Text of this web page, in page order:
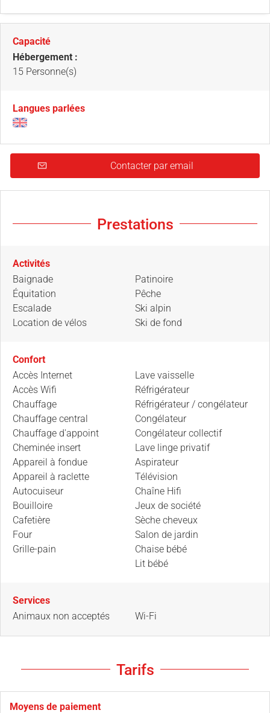
Capacité
Hébergement :
15 Personne(s)
Langues parlées
Contacter par email
Prestations
Activités
Baignade
Équitation
Escalade
Location de vélos
Patinoire
Pêche
Ski alpin
Ski de fond
Confort
Accès Internet
Accès Wifi
Chauffage
Chauffage central
Chauffage d'appoint
Cheminée insert
Appareil à fondue
Appareil à raclette
Autocuiseur
Bouilloire
Cafetière
Four
Grille-pain
Lave vaisselle
Réfrigérateur
Réfrigérateur / congélateur
Congélateur
Congélateur collectif
Lave linge privatif
Aspirateur
Télévision
Chaîne Hifi
Jeux de société
Sèche cheveux
Salon de jardin
Chaise bébé
Lit bébé
Services
Animaux non acceptés
Wi-Fi
Tarifs
Moyens de paiement